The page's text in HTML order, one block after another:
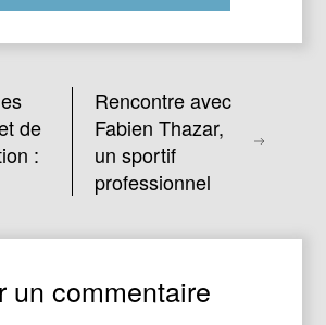
de
:
Rencontre avec
Fabien Thazar,
un sportif
professionnel
un commentaire